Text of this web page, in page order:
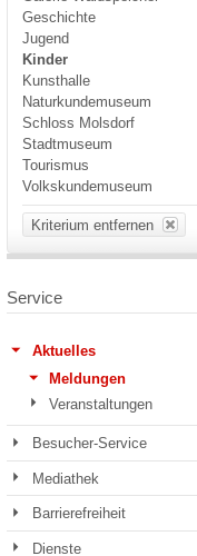
Geschichte
Jugend
Kinder
Kunsthalle
Naturkundemuseum
Schloss Molsdorf
Stadtmuseum
Tourismus
Volkskundemuseum
Kriterium entfernen
Service
Aktuelles
Meldungen
Veranstaltungen
Besucher-Service
Mediathek
Barrierefreiheit
Dienste